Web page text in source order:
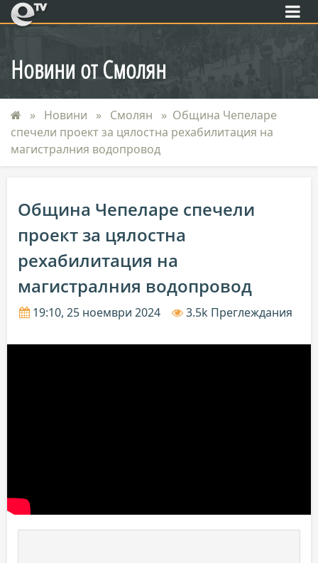
eTV
Новини от Смолян
Новини Смолян
Община Чепеларе
спечели проект за цялостна рехабилитация на
магистралния водопровод
Община Чепеларе спечели
проект за цялостна
рехабилитация на
магистралния водопровод
19:10, 25 ноември 2024 3.5k Преглеждания